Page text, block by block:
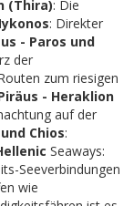
(Thira): Die
: Direkter
- Paros und
der
zum riesigen
- Heraklion
auf der
Chios:
Seaways:
Seeverbindungen
wie